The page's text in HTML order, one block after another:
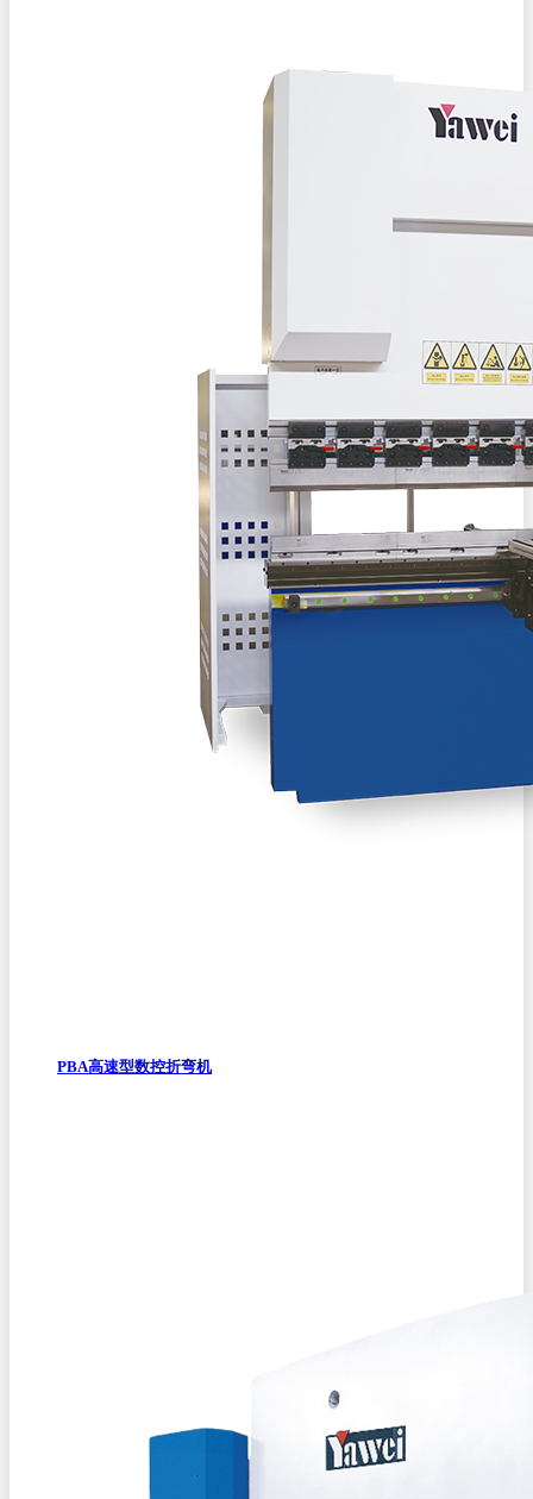
PBA高速型数控折弯机